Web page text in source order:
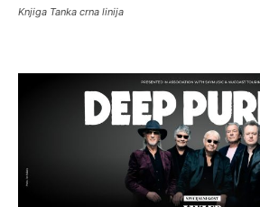
Knjiga Tanka crna linija